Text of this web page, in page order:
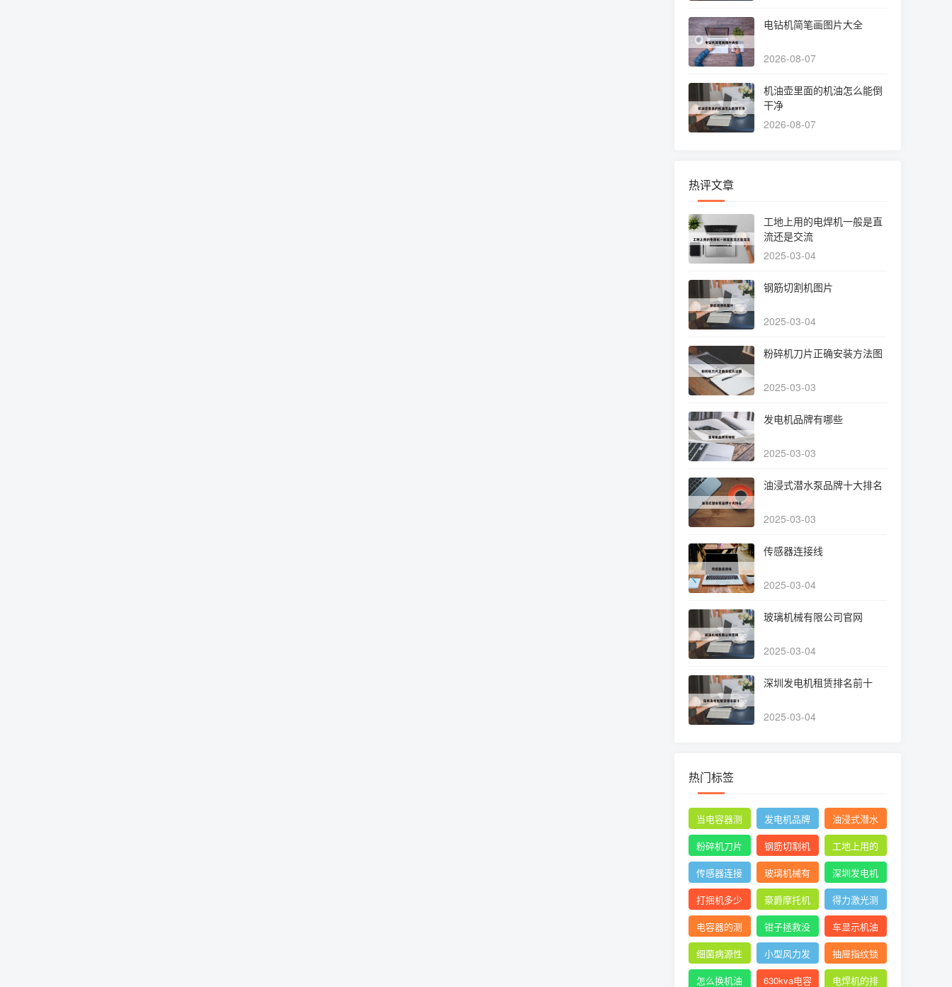
电钻机简笔画图片大全
2026-08-07
机油壶里面的机油怎么能倒
干净
2026-08-07
热评文章
工地上用的电焊机一般是直
流还是交流
2025-03-04
钢筋切割机图片
2025-03-04
粉碎机刀片正确安装方法图
2025-03-03
发电机品牌有哪些
2025-03-03
油浸式潜水泵品牌十大排名
2025-03-03
传感器连接线
2025-03-04
玻璃机械有限公司官网
2025-03-04
深圳发电机租赁排名前十
2025-03-04
热门标签
当电容器测
量时万用表
指针摆动后
停止不动
发电机品牌
有哪些
油浸式潜水
泵品牌十大
排名
粉碎机刀片
正确安装方
法图
钢筋切割机
图片
工地上用的
电焊机一般
是直流还是
交流
传感器连接
线
玻璃机械有
限公司官网
深圳发电机
租赁排名前
十
打捆机多少
钱一台视频
豪爵摩托机
油
得力激光测
距仪使用方
法
电容器的测
量及测量结
果怎么写
钳子拯救没
胃口抖音
车显示机油
壶的形状是
什么意思
细菌病源性
检测仪器是
小型风力发
电机设计与
抽屉指纹锁
怎么设置指
怎么换机油 630kva电容 电焊机的排